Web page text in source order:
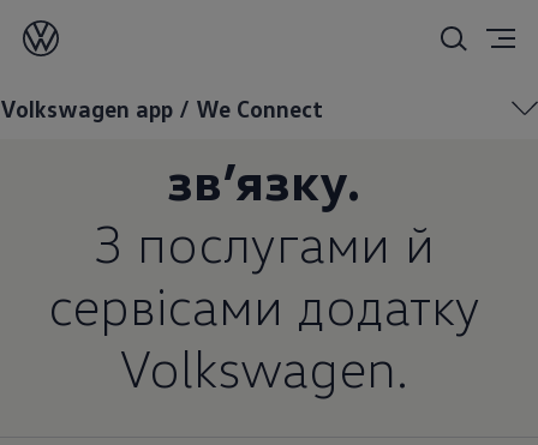
Volkswagen app / We Connect
Простий спосіб
залишатися на
зв’язку.
З послугами й
сервісами додатку
Volkswagen.